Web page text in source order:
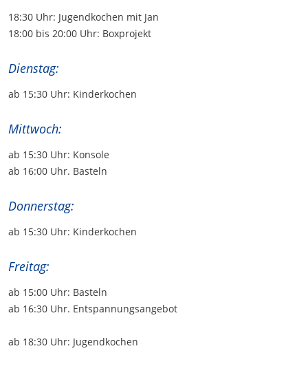
18:30 Uhr: Jugendkochen mit Jan
18:00 bis 20:00 Uhr: Boxprojekt
Dienstag:
ab 15:30 Uhr: Kinderkochen
Mittwoch:
ab 15:30 Uhr: Konsole
ab 16:00 Uhr. Basteln
Donnerstag:
ab 15:30 Uhr: Kinderkochen
Freitag:
ab 15:00 Uhr: Basteln
ab 16:30 Uhr. Entspannungsangebot
ab 18:30 Uhr: Jugendkochen